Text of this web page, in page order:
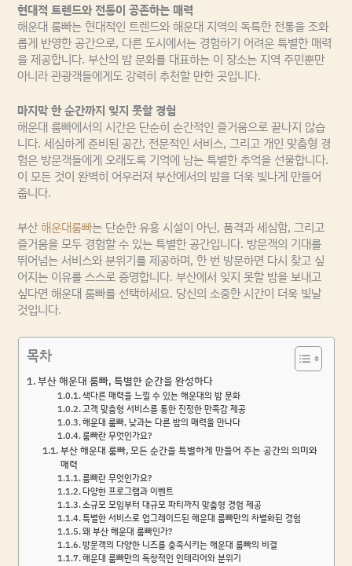
현대적 트렌드와 전통이 공존하는 매력
해운대 룸빠는 현대적인 트렌드와 해운대 지역의 독특한 전통을 조화
롭게 반영한 공간으로, 다른 도시에서는 경험하기 어려운 특별한 매력
을 제공합니다. 부산의 밤 문화를 대표하는 이 장소는 지역 주민뿐만
아니라 관광객들에게도 강력히 추천할 만한 곳입니다.
마지막 한 순간까지 잊지 못할 경험
해운대 룸빠에서의 시간은 단순히 순간적인 즐거움으로 끝나지 않습
니다. 세심하게 준비된 공간, 전문적인 서비스, 그리고 개인 맞춤형 경
험은 방문객들에게 오래도록 기억에 남는 특별한 추억을 선물합니다.
이 모든 것이 완벽히 어우러져 부산에서의 밤을 더욱 빛나게 만들어
줍니다.
부산해운대룸빠는 단순한 유흥 시설이 아닌, 품격과 세심함, 그리고
즐거움을 모두 경험할 수 있는 특별한 공간입니다. 방문객의 기대를
뛰어넘는 서비스와 분위기를 제공하며, 한 번 방문하면 다시 찾고 싶
어지는 이유를 스스로 증명합니다. 부산에서 잊지 못할 밤을 보내고
싶다면 해운대 룸빠를 선택하세요. 당신의 소중한 시간이 더욱 빛날
것입니다.
목차
부산 해운대 룸빠, 특별한 순간을 완성하다
색다른 매력을 느낄 수 있는 해운대의 밤 문화
고객 맞춤형 서비스를 통한 진정한 만족감 제공
해운대 룸빠, 낮과는 다른 밤의 매력을 만나다
룸빠란 무엇인가요?
부산 해운대 룸빠, 모든 순간을 특별하게 만들어 주는 공간의 의미와
매력
룸빠란 무엇인가요?
다양한 프로그램과 이벤트
소규모 모임부터 대규모 파티까지 맞춤형 경험 제공
특별한 서비스로 업그레이드된 해운대 룸빠만의 차별화된 경험
왜 부산 해운대 룸빠인가?
방문객의 다양한 니즈를 충족시키는 해운대 룸빠의 비결
해운대 룸빠만의 독창적인 인테리어와 분위기